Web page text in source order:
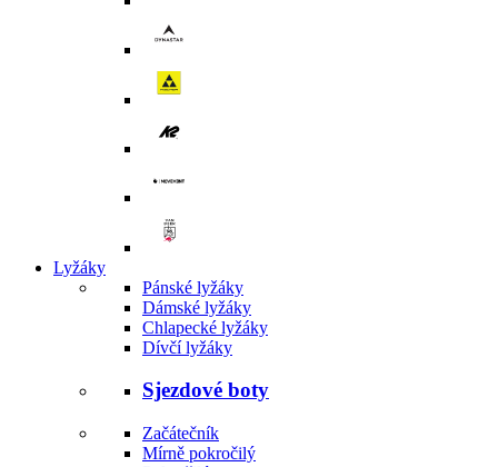
Lyžáky
Pánské lyžáky
Dámské lyžáky
Chlapecké lyžáky
Dívčí lyžáky
Sjezdové boty
Začátečník
Mírně pokročilý